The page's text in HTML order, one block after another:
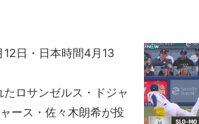
12日・日本時間4月13
ロサンゼルス・ドジャ
ース・佐々木朗希が投